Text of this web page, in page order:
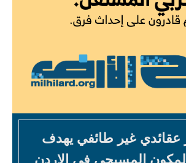
عقائدي غير طائفي يهدف
المسيحي في الاردن